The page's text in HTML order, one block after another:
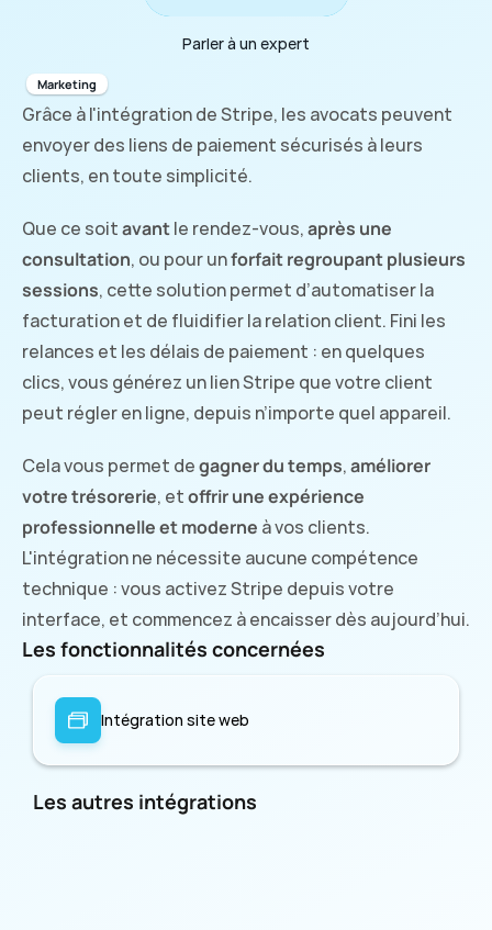
Parler à un expert
Marketing
Grâce à l'intégration de Stripe, les avocats peuvent
envoyer des liens de paiement sécurisés à leurs
clients, en toute simplicité.
Que ce soit avant le rendez-vous, après une
consultation, ou pour un forfait regroupant plusieurs
sessions, cette solution permet d’automatiser la
facturation et de fluidifier la relation client. Fini les
relances et les délais de paiement : en quelques
clics, vous générez un lien Stripe que votre client
peut régler en ligne, depuis n’importe quel appareil.
Cela vous permet de gagner du temps, améliorer
votre trésorerie, et offrir une expérience
professionnelle et moderne à vos clients.
L'intégration ne nécessite aucune compétence
technique : vous activez Stripe depuis votre
interface, et commencez à encaisser dès aujourd’hui.
Les fonctionnalités concernées
Intégration site web
Les autres intégrations